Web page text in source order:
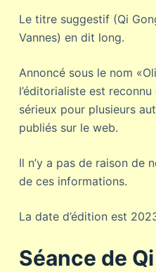
Le titre suggestif (Qi
Vannes) en dit long.
Annoncé sous le nom
l’éditorialiste est reconnu
sérieux pour plusieurs
publiés sur le web.
Il n’y a pas de raison de
de ces informations.
La date d’édition est
Séance de